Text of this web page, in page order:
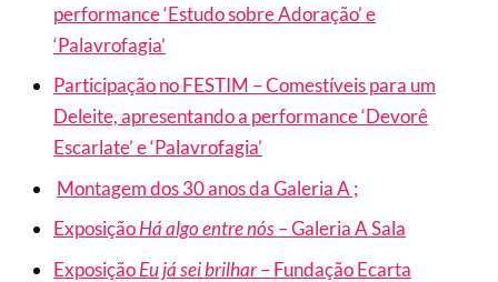
performance ‘Estudo sobre Adoração’ e
‘Palavrofagia’
Participação no FESTIM – Comestíveis para um
Deleite, apresentando a performance ‘Devorê
Escarlate’ e‘Palavrofagia’
Montagem dos 30 anos da Galeria A ;
ExposiçãoHá algo entre nós– Galeria A Sala
ExposiçãoEu já sei brilhar– Fundação Ecarta